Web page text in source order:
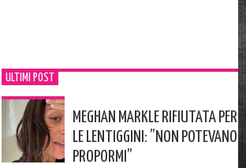
ULTIMI POST
MEGHAN MARKLE RIFIUTATA PER
LE LENTIGGINI: ”NON POTEVANO
PROPORMI”